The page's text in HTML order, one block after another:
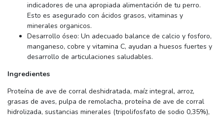
indicadores de una apropiada alimentación de tu perro.
Esto es asegurado con ácidos grasos, vitaminas y
minerales organicos.
Desarrollo óseo: Un adecuado balance de calcio y fosforo,
manganeso, cobre y vitamina C, ayudan a huesos fuertes y
desarrollo de articulaciones saludables.
Ingredientes
Proteína de ave de corral deshidratada, maíz integral, arroz,
grasas de aves, pulpa de remolacha, proteína de ave de corral
hidrolizada, sustancias minerales (tripolifosfato de sodio 0,35%),